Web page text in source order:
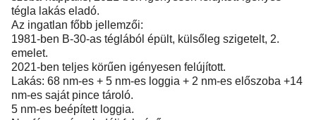
tégla lakás eladó.
Az ingatlan főbb jellemzői:
1981-ben B-30-as téglából épült, külsőleg szigetelt, 2.
emelet.
2021-ben teljes körűen igényesen felújított.
Lakás: 68 nm-es + 5 nm-es loggia + 2 nm-es előszoba +14
nm-es saját pince tároló.
5 nm-es beépített loggia.